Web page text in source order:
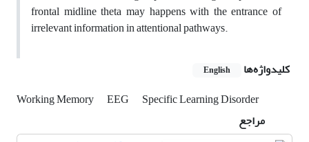
frontal midline theta may happens with the entrance of
irrelevant information in attentional pathways.
کلیدواژه‌ها
English
Working Memory EEG
Specific Learning Disorder
مراجع